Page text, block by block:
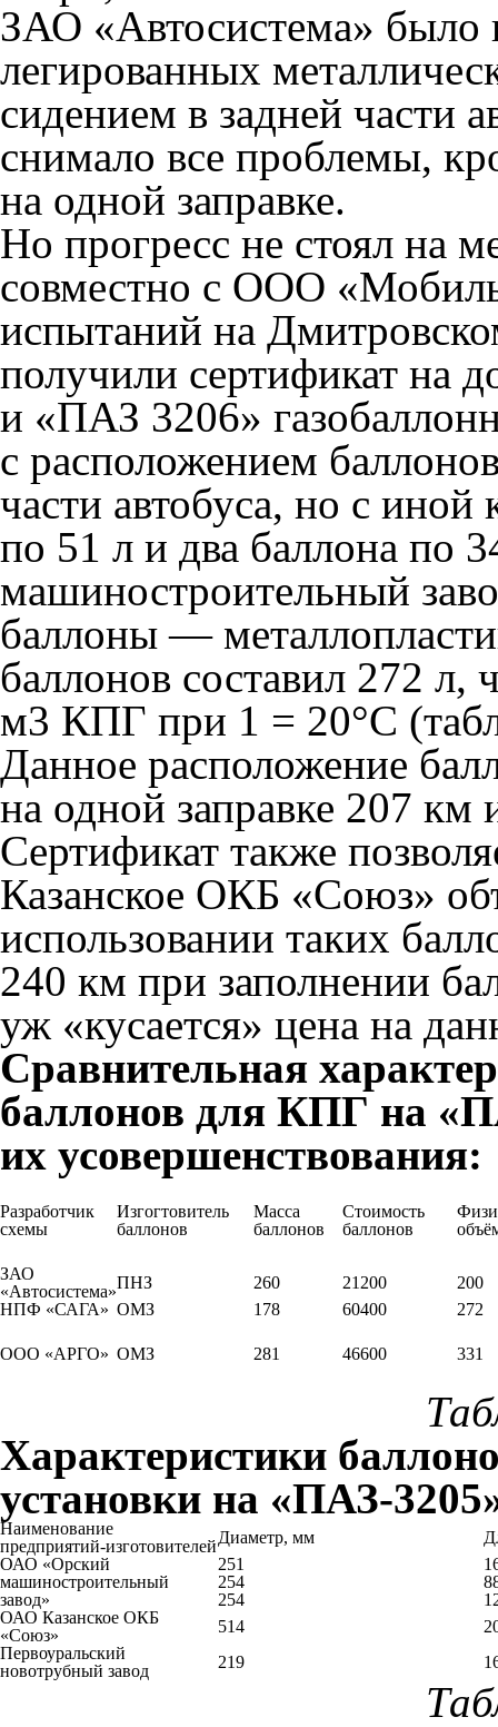
ЗАО «Автосистема» было
легированных
сидением в задней части
снимало все проблемы,
на одной заправке.
Но прогресс не стоял на
совместно с ООО
испытаний на
получили сертификат на
и «ПАЗ 3206»
с расположением
части автобуса, но с
по 51 л и два баллона по
машиностроительный
баллоны —
баллонов составил 272 л,
м3 КПГ при 1 = 20°С
Данное расположение
на одной заправке 207 км
Сертификат также
Казанское ОКБ «Союз»
использовании таких
240 км при заполнении
уж «кусается» цена на
Сравнительная
баллонов для КПГ на
их усовершенствования:
Разработчик
схемы
Изгогтовитель
баллонов
Масса
баллонов
Стоимость
баллонов
ЗАО
«Автосистема»ПНЗ 260 21200
200
НПФ «САГА» ОМЗ 178 60400 272
ООО «АРГО» ОМЗ 281 46600 331
Характеристики
установки на «ПАЗ-
Наименование
предприятий-изготовителейДиаметр, мм
ОАО «Орский
машиностроительный
завод»
251
254
254
ОАО Казанское ОКБ
«Союз»
514
Первоуральский
новотрубный завод
219